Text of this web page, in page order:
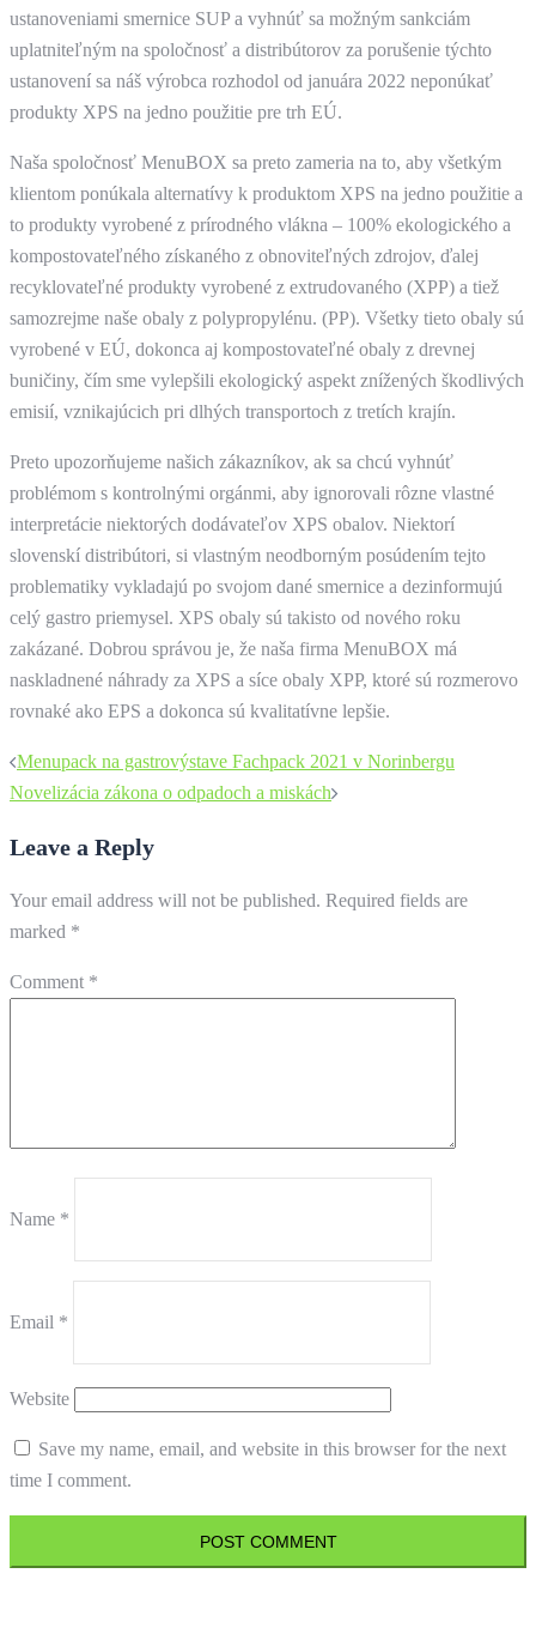
ustanoveniami smernice SUP a vyhnúť sa možným sankciám
uplatniteľným na spoločnosť a distribútorov za porušenie týchto
ustanovení sa náš výrobca rozhodol od januára 2022 neponúkať
produkty XPS na jedno použitie pre trh EÚ.
Naša spoločnosť MenuBOX sa preto zameria na to, aby všetkým
klientom ponúkala alternatívy k produktom XPS na jedno použitie a
to produkty vyrobené z prírodného vlákna – 100% ekologického a
kompostovateľného získaného z obnoviteľných zdrojov, ďalej
recyklovateľné produkty vyrobené z extrudovaného (XPP) a tiež
samozrejme naše obaly z polypropylénu. (PP). Všetky tieto obaly sú
vyrobené v EÚ, dokonca aj kompostovateľné obaly z drevnej
buničiny, čím sme vylepšili ekologický aspekt znížených škodlivých
emisií, vznikajúcich pri dlhých transportoch z tretích krajín.
Preto upozorňujeme našich zákazníkov, ak sa chcú vyhnúť
problémom s kontrolnými orgánmi, aby ignorovali rôzne vlastné
interpretácie niektorých dodávateľov XPS obalov. Niektorí
slovenskí distribútori, si vlastným neodborným posúdením tejto
problematiky vykladajú po svojom dané smernice a dezinformujú
celý gastro priemysel. XPS obaly sú takisto od nového roku
zakázané. Dobrou správou je, že naša firma MenuBOX má
naskladnené náhrady za XPS a síce obaly XPP, ktoré sú rozmerovo
rovnaké ako EPS a dokonca sú kvalitatívne lepšie.
Post
navigation
Menupack na gastrovýstave Fachpack 2021 v Norinbergu
Novelizácia zákona o odpadoch a miskách
Leave a Reply
Your email address will not be published. Required fields are
marked *
Comment *
Name *
Email *
Website
Save my name, email, and website in this browser for the next
time I comment.